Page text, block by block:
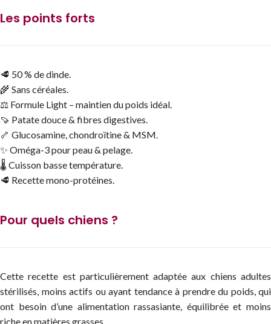
Les points forts
🥩 50 % de dinde.
🌾 Sans céréales.
⚖️ Formule Light – maintien du poids idéal.
🍠 Patate douce & fibres digestives.
🦴 Glucosamine, chondroïtine & MSM.
✨ Oméga-3 pour peau & pelage.
🌡️ Cuisson basse température.
🥩 Recette mono-protéines.
Pour quels chiens ?
Cette recette est particulièrement adaptée aux chiens adultes
stérilisés, moins actifs ou ayant tendance à prendre du poids, qui
ont besoin d’une alimentation rassasiante, équilibrée et moins
riche en matières grasses.